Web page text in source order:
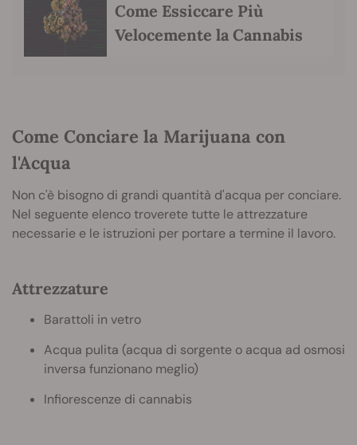
Come Essiccare Più
Velocemente la Cannabis
Come Conciare la Marijuana con
l'Acqua
Non c'è bisogno di grandi quantità d'acqua per conciare.
Nel seguente elenco troverete tutte le attrezzature
necessarie e le istruzioni per portare a termine il lavoro.
Attrezzature
Barattoli in vetro
Acqua pulita (acqua di sorgente o acqua ad osmosi
inversa funzionano meglio)
Infiorescenze di cannabis